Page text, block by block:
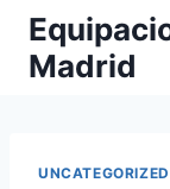
Saltar
contenido
Madrid
UNCATEGORIZED